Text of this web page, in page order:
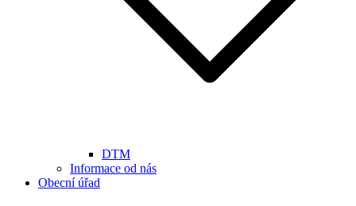
DTM
Informace od nás
Obecní úřad